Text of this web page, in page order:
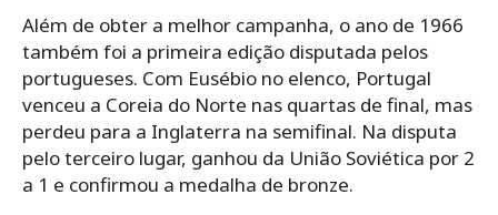
Além de obter a melhor campanha, o ano de 1966
também foi a primeira edição disputada pelos
portugueses. Com Eusébio no elenco, Portugal
venceu a Coreia do Norte nas quartas de final, mas
perdeu para a Inglaterra na semifinal. Na disputa
pelo terceiro lugar, ganhou da União Soviética por 2
a 1 e confirmou a medalha de bronze.